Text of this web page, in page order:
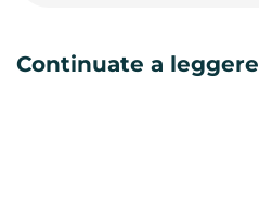
Continuate a leggere